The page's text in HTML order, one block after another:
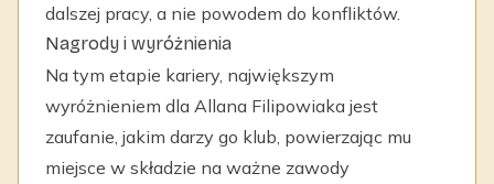
dalszej pracy, a nie powodem do konfliktów.
Nagrody i wyróżnienia
Na tym etapie kariery, największym
wyróżnieniem dla Allana Filipowiaka jest
zaufanie, jakim darzy go klub, powierzając mu
miejsce w składzie na ważne zawody